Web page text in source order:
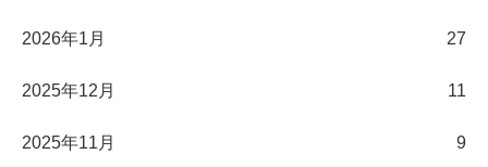
2026年1月 27
2025年12月 11
2025年11月 9